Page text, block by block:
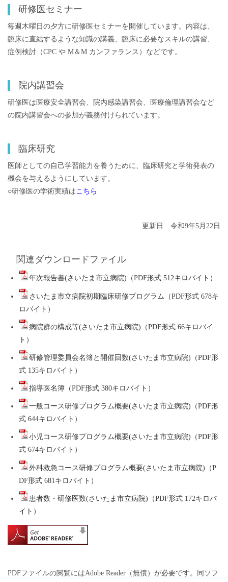
研修医セミナー
毎週木曜日の夕方に研修医セミナーを開催しています。内容は、
臨床に直結するような知識の講義、臨床に必要なスキルの講習、
症例検討（CPC や M＆M カンファランス）などです。
院内講習会
研修医は医療安全講習会、院内感染講習会、医療倫理講習会など
の院内講習会への参加が義務付けられています。
臨床研究
医師としての自己学習能力を養うために、臨床研究と学術発表の
機会を与えるようにしています。
○研修医の学術実績はこちら
更新日 令和9年5月22日
関連ダウンロードファイル
年次報告書(さいたま市立病院)（PDF形式 512キロバイト）
さいたま市立病院初期臨床研修プログラム（PDF形式 678キ
ロバイト）
病院群の構成等(さいたま市立病院)（PDF形式 66キロバイ
ト）
研修管理委員会名簿と開催回数(さいたま市立病院)（PDF形
式 135キロバイト）
指導医名簿（PDF形式 380キロバイト）
一般コース研修プログラム概要(さいたま市立病院)（PDF形
式 644キロバイト）
小児コース研修プログラム概要(さいたま市立病院)（PDF形
式 674キロバイト）
外科救急コース研修プログラム概要(さいたま市立病院)（P
DF形式 681キロバイト）
患者数・研修医数(さいたま市立病院)（PDF形式 172キロバ
イト）
PDFファイルの閲覧にはAdobe Reader（無償）が必要です。同ソフ